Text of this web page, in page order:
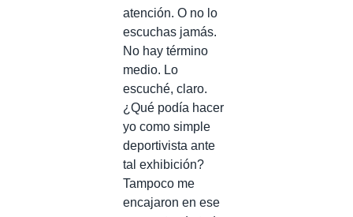
atención. O no lo
escuchas jamás.
No hay término
medio. Lo
escuché, claro.
¿Qué podía hacer
yo como simple
deportivista ante
tal exhibición?
Tampoco me
encajaron en ese